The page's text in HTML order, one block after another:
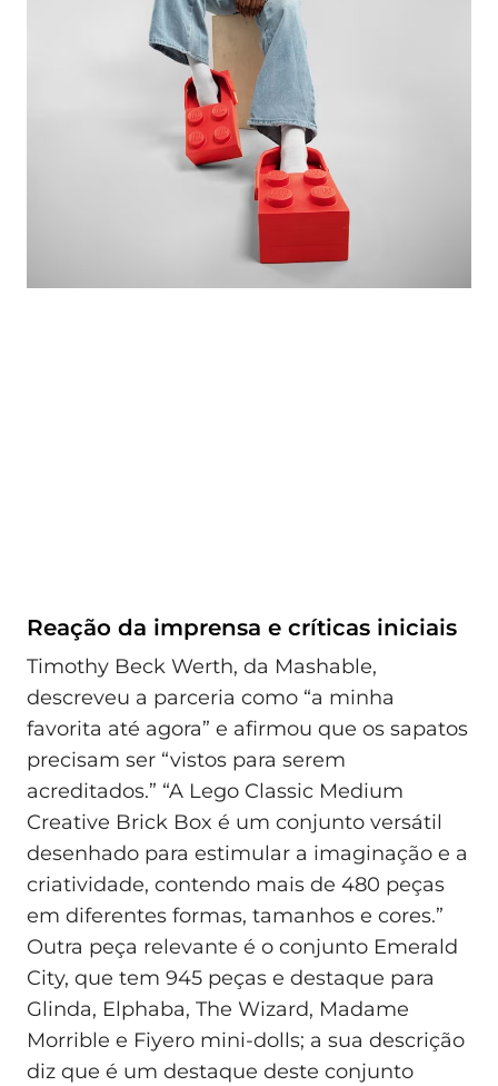
Reação da imprensa e críticas iniciais
Timothy Beck Werth, da Mashable,
descreveu a parceria como “a minha
favorita até agora” e afirmou que os sapatos
precisam ser “vistos para serem
acreditados.” “A Lego Classic Medium
Creative Brick Box é um conjunto versátil
desenhado para estimular a imaginação e a
criatividade, contendo mais de 480 peças
em diferentes formas, tamanhos e cores.”
Outra peça relevante é o conjunto Emerald
City, que tem 945 peças e destaque para
Glinda, Elphaba, The Wizard, Madame
Morrible e Fiyero mini-dolls; a sua descrição
diz que é um destaque deste conjunto